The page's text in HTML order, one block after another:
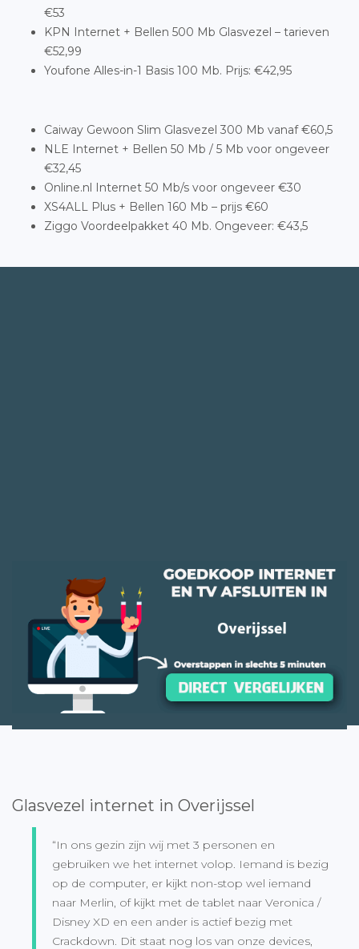
€53
KPN Internet + Bellen 500 Mb Glasvezel – tarieven
€52,99
Youfone Alles-in-1 Basis 100 Mb. Prijs: €42,95
Caiway Gewoon Slim Glasvezel 300 Mb vanaf €60,5
NLE Internet + Bellen 50 Mb / 5 Mb voor ongeveer
€32,45
Online.nl Internet 50 Mb/s voor ongeveer €30
XS4ALL Plus + Bellen 160 Mb – prijs €60
Ziggo Voordeelpakket 40 Mb. Ongeveer: €43,5
Glasvezel internet in Overijssel
“In ons gezin zijn wij met 3 personen en
gebruiken we het internet volop. Iemand is bezig
op de computer, er kijkt non-stop wel iemand
naar Merlin, of kijkt met de tablet naar Veronica /
Disney XD en een ander is actief bezig met
Crackdown. Dit staat nog los van onze devices,